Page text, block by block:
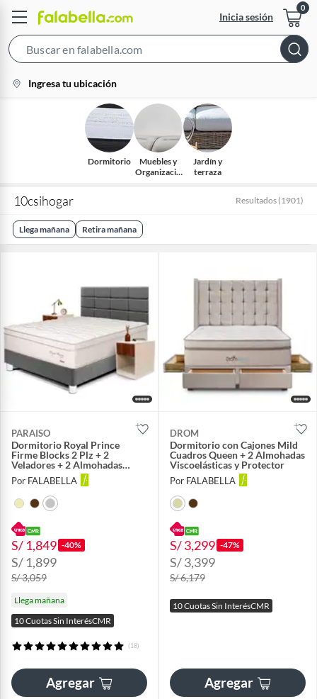
Inicia sesión
Bar
location-
icon
Ingresa tu ubicación
Dormitorio
Muebles y
Organizació
Jardín y
terraza
10csihogar Resultados (1901)
Llega mañana Retira mañana
PARAISO
Dormitorio Royal Prince
Firme Blocks 2 Plz + 2
Veladores + 2 Almohadas
Viscoelásticas
Por FALABELLA
S/ 1,849 -40%
S/ 1,899
S/ 3,059
Llega mañana
10 Cuotas Sin InterésCMR
(18)
Agregar
DROM
Dormitorio con Cajones Mild
Cuadros Queen + 2 Almohadas
Viscoelásticas y Protector
Por FALABELLA
S/ 3,299 -47%
S/ 3,399
S/ 6,179
10 Cuotas Sin InterésCMR
Agregar